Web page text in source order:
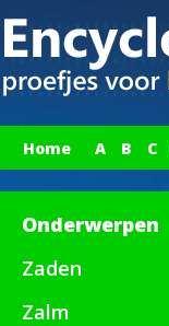
Home A B C
Onderwerpen
Zaden
Zalm